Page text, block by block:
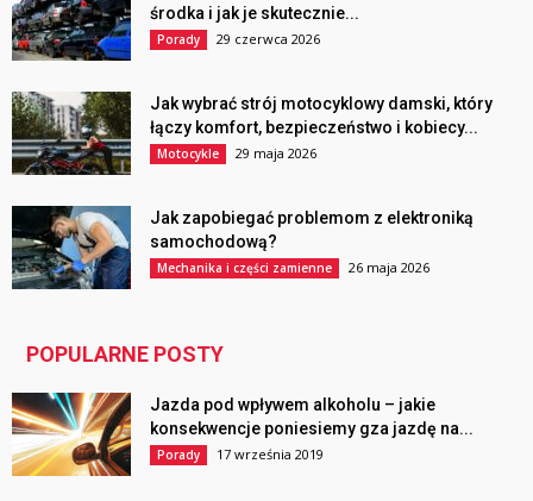
środka i jak je skutecznie...
Porady 29 czerwca 2026
Jak wybrać strój motocyklowy damski, który
łączy komfort, bezpieczeństwo i kobiecy...
Motocykle 29 maja 2026
Jak zapobiegać problemom z elektroniką
samochodową?
Mechanika i części zamienne 26 maja 2026
POPULARNE POSTY
Jazda pod wpływem alkoholu – jakie
konsekwencje poniesiemy gza jazdę na...
Porady 17 września 2019